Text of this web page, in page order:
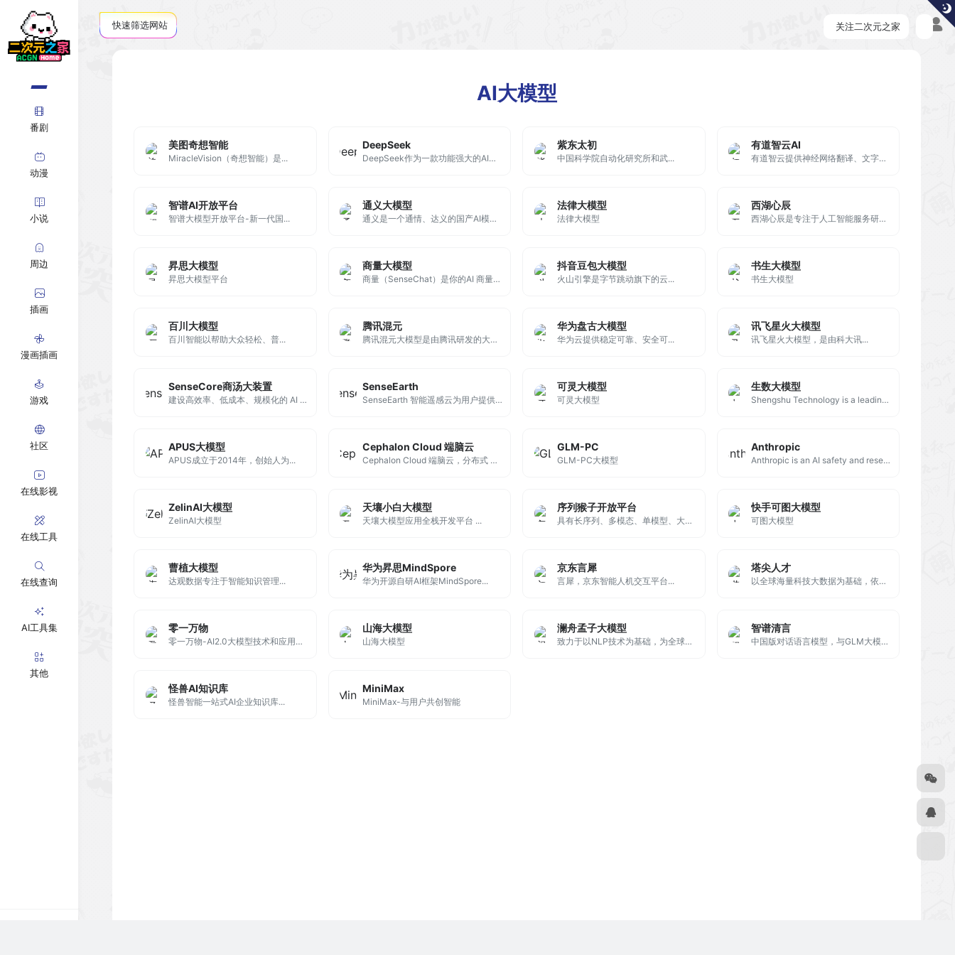
番剧
动漫
小说
周边
插画
漫画插画
游戏
社区
在线影视
在线工具
在线查询
AI工具集
其他
快速筛选网站 关注二次元之家
AI大模型
美图奇想智能
MiracleVision（奇想智能）是...
DeepSeek
DeepSeek作为一款功能强大的AI智能助手，逐渐成为用户在工作、学习和生活中的得力工具。无论是自然语言处理、数据分析，还是智能对话、代码生成，DeepSeek都能提供高效的支持。
紫东太初
中国科学院自动化研究所和武...
有道智云AI
有道智云提供神经网络翻译、文字识别OCR服务以及行业解决方案，具备在线/离线翻译、在线OCR识别功能。
智谱AI开放平台
智谱大模型开放平台-新一代国...
通义大模型
通义是一个通情、达义的国产AI模型，可以帮你解答问题、文档阅读、联网搜索并写作总结，最多支持1000万字的文档速读。通义tongyi.ai_你的全能AI助手
法律大模型
法律大模型
西湖心辰
西湖心辰是专注于人工智能服务研发的科技公司，旗下产品有「Friday」、「造梦日记」、「聊会小天」、「心辰智能云」等，为个人用户和企业用户提供全链路 AIGC 和人工智能技术服务。
昇思大模型
昇思大模型平台
商量大模型
商量（SenseChat）是你的AI 商量Sensechat是你的AI聊天问答助手，擅长总结财经资讯、解读政策、分析财报，也可以辅助文案创作、生成图片、编写代码，或畅聊你感兴趣的话题。
抖音豆包大模型
火山引擎是字节跳动旗下的云...
书生大模型
书生大模型
百川大模型
百川智能以帮助大众轻松、普...
腾讯混元
腾讯混元大模型是由腾讯研发的大语言模型，具备跨领域知识和自然语言理解能力，实现基于人机自然语言对话的方式，理解用户指令并执行任务，帮助用户实现人获取信息，知识和灵感。
华为盘古大模型
华为云提供稳定可靠、安全可...
讯飞星火大模型
讯飞星火大模型，是由科大讯...
SenseCore商汤大装置
建设高效率、低成本、规模化的 AI 云基础设施，打造专业的深度学习平台及算法模型体系，引领AI创新，助力工业界及学术界探索 AI 边界。
SenseEarth
SenseEarth 智能遥感云为用户提供一键式在线解译服务 | SenseEarth makes spatial analysis at your fingertips
可灵大模型
可灵大模型
生数大模型
Shengshu Technology is a leading AI research team with expertise in deep generative algorithms, focusing on multimodal AI for art, gaming, and content creation.
APUS大模型
APUS成立于2014年，创始人为...
Cephalon Cloud 端脑云
Cephalon Cloud 端脑云，分布式 AIGC 算力网络，全网最高性价比，无需部署，在线使用。一键部署 AI 绘图 SD 环境，为您提供更流畅的 AI 创作体验。
GLM-PC
GLM-PC大模型
Anthropic
Anthropic is an AI safety and research company that's working to build reliable, interpretable, and steerable AI systems.
ZelinAI大模型
ZelinAI大模型
天壤小白大模型
天壤大模型应用全栈开发平台 ...
序列猴子开放平台
具有长序列、多模态、单模型、大数据等特点的超大规模语言模型，基于其通用的表示能力与推理能力，能够进行多轮交互，打造更便捷流畅的用户体验。
快手可图大模型
可图大模型
曹植大模型
达观数据专注于智能知识管理...
华为昇思MindSpore
华为开源自研AI框架MindSpore...
京东言犀
言犀，京东智能人机交互平台...
塔尖人才
以全球海量科技大数据为基础，依靠高精度多维画像技术和灵活的多场景推荐技术，连接全球1.3亿科技人才，为人才工作中寻、评、引、用等环节提供全面高效的服务。
零一万物
零一万物-AI2.0大模型技术和应用的全球公司
山海大模型
山海大模型
澜舟孟子大模型
致力于以NLP技术为基础，为全球企业提供新一代认知智能平台
智谱清言
中国版对话语言模型，与GLM大模型进行对话。
怪兽AI知识库
怪兽智能一站式AI企业知识库...
MiniMax
MiniMax-与用户共创智能